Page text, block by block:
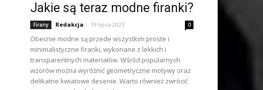
Jakie są teraz modne firanki?
Firany Redakcja - 19 lipca 2023 0
Obecnie modne są przede wszystkim proste i
minimalistyczne firanki, wykonane z lekkich i
transparentnych materiałów. Wśród popularnych
wzorów można wyróżnić geometryczne motywy oraz
delikatne kwiatowe desenie. Warto również zwrócić